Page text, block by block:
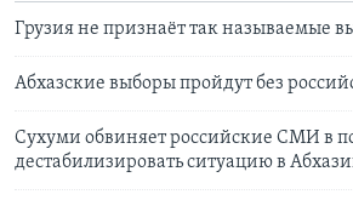
Грузия не признаёт так называемые
Абхазские выборы пройдут без
Сухуми обвиняет российские СМИ в
дестабилизировать ситуацию в